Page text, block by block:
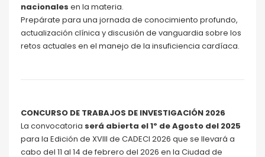
nacionales en la materia.
Prepárate para una jornada de conocimiento profundo,
actualización clínica y discusión de vanguardia sobre los
retos actuales en el manejo de la insuficiencia cardíaca.
CONCURSO DE TRABAJOS DE INVESTIGACIÓN 2026
La convocatoria será abierta el 1º de Agosto del 2025
para la Edición de XVIII de CADECI 2026 que se llevará a
cabo del 11 al 14 de febrero del 2026 en la Ciudad de